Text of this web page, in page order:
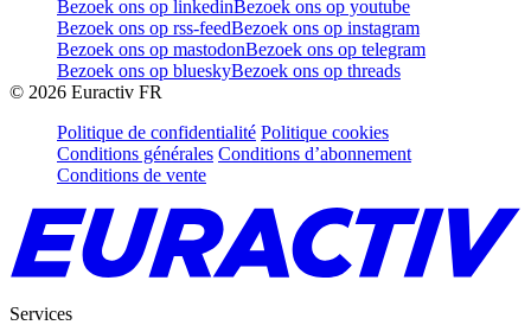
Bezoek ons op linkedinBezoek ons op youtube
Bezoek ons op rss-feedBezoek ons op instagram
Bezoek ons op mastodonBezoek ons op telegram
Bezoek ons op blueskyBezoek ons op threads
© 2026 Euractiv FR
Politique de confidentialité Politique cookies
Conditions générales Conditions d’abonnement
Conditions de vente
Services